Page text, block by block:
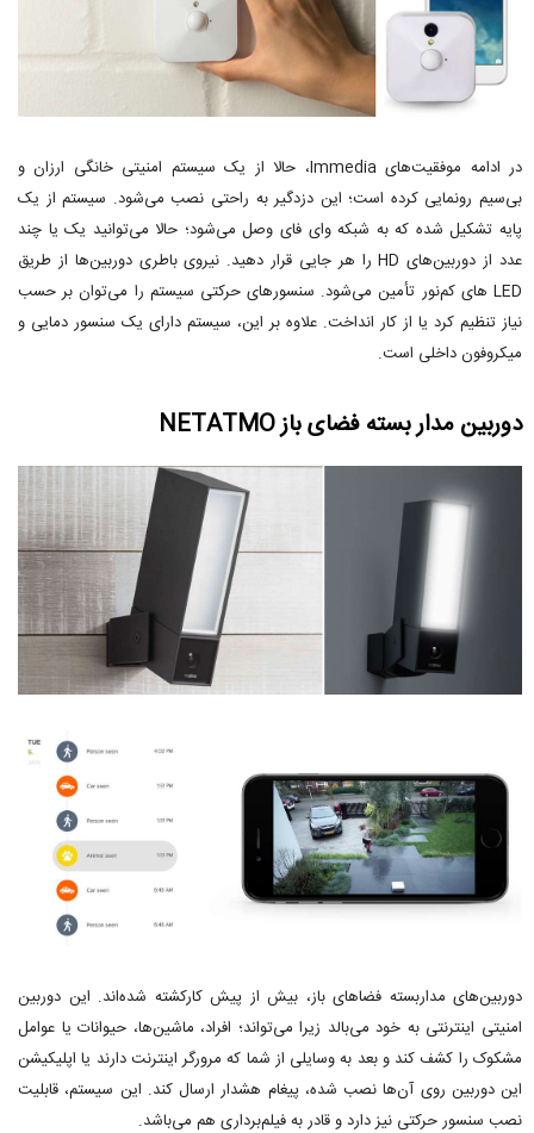
در ادامه موفقیت‌های Immedia، حالا از یک سیستم امنیتی خانگی ارزان و
بی‌سیم رونمایی کرده است؛ این دزدگیر به راحتی نصب می‌شود. سیستم از یک
پایه تشکیل شده که به شبکه وای فای وصل می‌شود؛ حالا می‌توانید یک یا چند
عدد از دوربین‌های HD را هر جایی قرار دهید. نیروی باطری دوربین‌ها از طریق
LED های کم‌نور تأمین می‌شود. سنسورهای حرکتی سیستم را می‌توان بر حسب
نیاز تنظیم کرد یا از کار انداخت. علاوه بر این، سیستم دارای یک سنسور دمایی و
میکروفون داخلی است.
دوربین مدار بسته فضای باز NETATMO
دوربین‌های مداربسته فضاهای باز، بیش از پیش کارکشته شده‌اند. این دوربین
امنیتی اینترنتی به خود می‌بالد زیرا می‌تواند؛ افراد، ماشین‌ها، حیوانات یا عوامل
مشکوک را کشف کند و بعد به وسایلی از شما که مرورگر اینترنت دارند یا اپلیکیشن
این دوربین روی آن‌ها نصب شده، پیغام هشدار ارسال ‌کند. این سیستم، قابلیت
نصب سنسور حرکتی نیز دارد و قادر به فیلم‌برداری هم می‌باشد.